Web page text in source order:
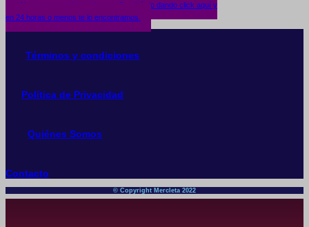
¿No encuentras lo que buscas? solicítalo dando click aquí y
en 24 horas o menos te lo encontramos.
Términos y condiciones
Política de Privacidad
Quiénes Somos
Contacto
© Copyright Mercleta 2022